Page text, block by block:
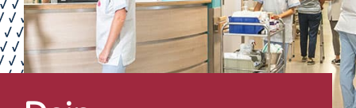
NEWS
KONTAKT